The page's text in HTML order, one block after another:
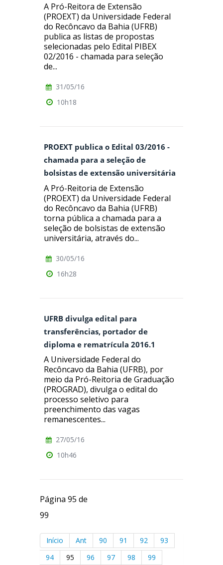
A Pró-Reitora de Extensão
(PROEXT) da Universidade Federal
do Recôncavo da Bahia (UFRB)
publica as listas de propostas
selecionadas pelo Edital PIBEX
02/2016 - chamada para seleção
de...
31/05/16
10h18
PROEXT publica o Edital 03/2016 -
chamada para a seleção de
bolsistas de extensão universitária
A Pró-Reitoria de Extensão
(PROEXT) da Universidade Federal
do Recôncavo da Bahia (UFRB)
torna pública a chamada para a
seleção de bolsistas de extensão
universitária, através do...
30/05/16
16h28
UFRB divulga edital para
transferências, portador de
diploma e rematrícula 2016.1
A Universidade Federal do
Recôncavo da Bahia (UFRB), por
meio da Pró-Reitoria de Graduação
(PROGRAD), divulga o edital do
processo seletivo para
preenchimento das vagas
remanescentes...
27/05/16
10h46
Página 95 de
99
Início Ant 90 91 92
93
94
95 96 97 98 99